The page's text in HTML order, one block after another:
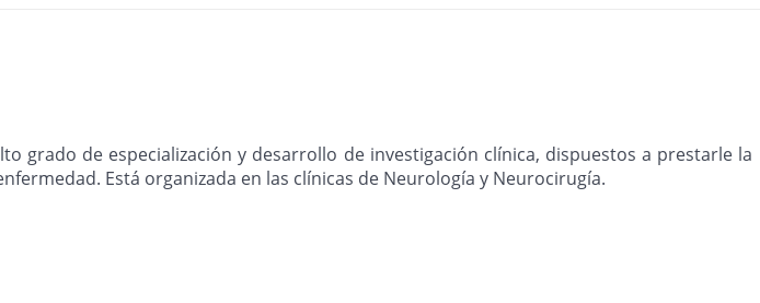
grado de especialización y desarrollo de investigación clínica, dispuestos a prestarle la
Está organizada en las clínicas de Neurología y Neurocirugía.